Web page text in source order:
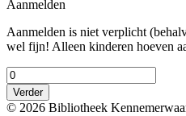
Aanmelden
Aanmelden is niet verplicht
wel fijn! Alleen kinderen hoeven
Verder
© 2026 Bibliotheek